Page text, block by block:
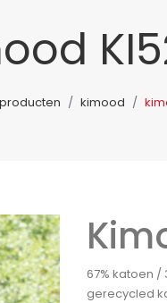
kimood
67% katoen /
gerecycled